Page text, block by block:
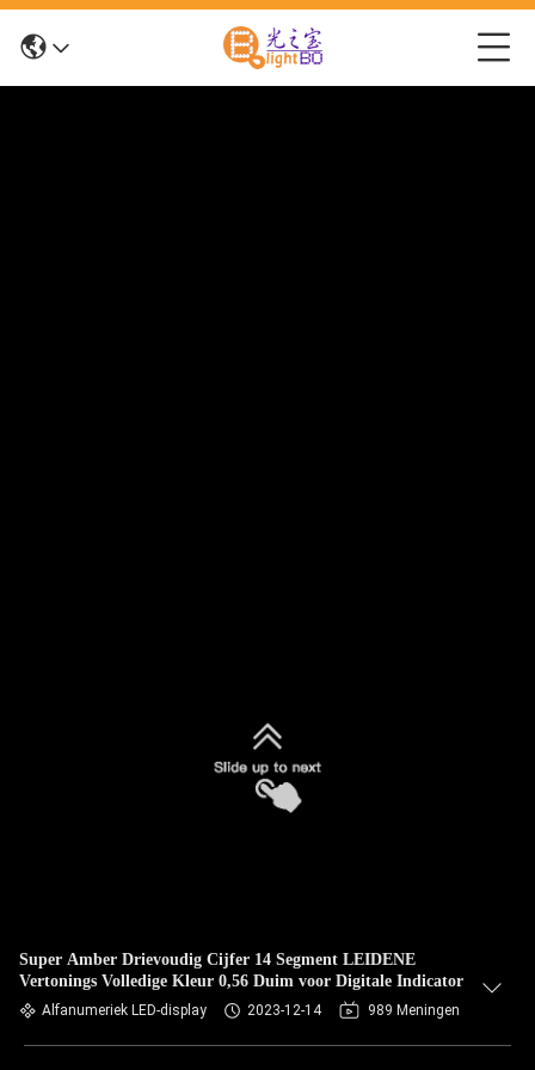
Super Amber Drievoudig Cijfer 14 Segment LEIDENE
Vertonings Volledige Kleur 0,56 Duim voor Digitale Indicator
Alfanumeriek LED-display 2023-12-14 989 Meningen